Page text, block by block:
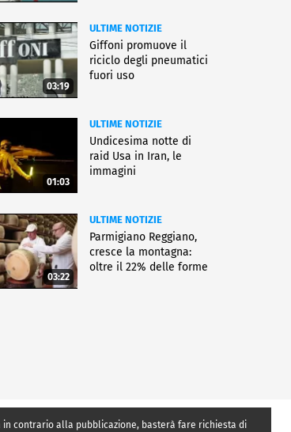
03:19
ULTIME NOTIZIE
Giffoni promuove il
riciclo degli pneumatici
fuori uso
01:03
ULTIME NOTIZIE
Undicesima notte di
raid Usa in Iran, le
immagini
03:22
ULTIME NOTIZIE
Parmigiano Reggiano,
cresce la montagna:
oltre il 22% delle forme
contrario alla pubblicazione, basterà fare richiesta di